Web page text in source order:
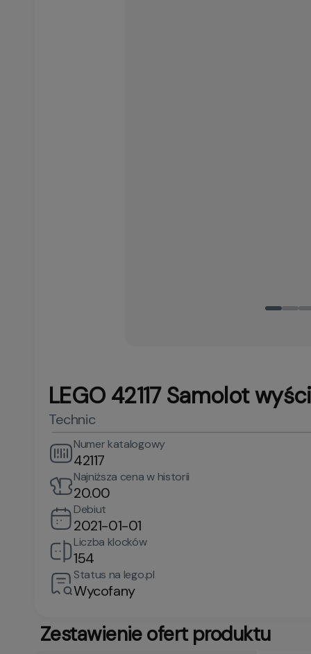
LEGO 42117 Samolot
Technic
Numer katalogowy
42117
Najniższa cena w historii
20.00
Debiut
2021-01-01
Liczba klocków
154
Status na lego.pl
Wycofany
Zestawienie ofert produktu